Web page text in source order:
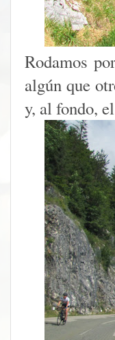
Rodamos
algún que
y, al fondo,